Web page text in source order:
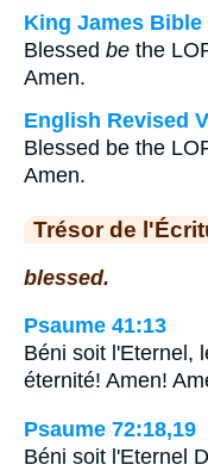
King James Bible
Blessed be the
Amen.
English Revised
Blessed be the
Amen.
Trésor de
blessed.
Psaume 41:13
Béni soit l'Eternel,
éternité! Amen!
Psaume 72:18,19
Béni soit l'Eternel